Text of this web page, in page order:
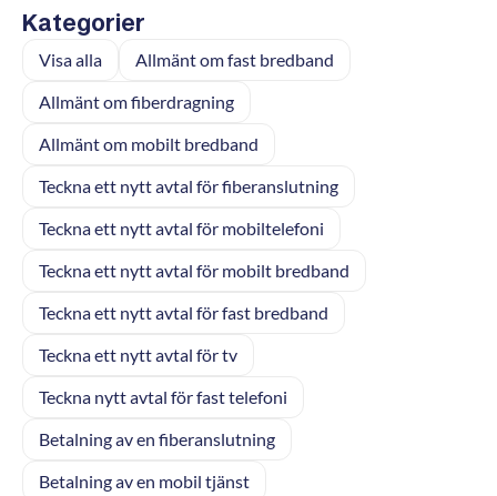
Kategorier
Visa alla
Allmänt om fast bredband
Allmänt om fiberdragning
Allmänt om mobilt bredband
Teckna ett nytt avtal för fiberanslutning
Teckna ett nytt avtal för mobiltelefoni
Teckna ett nytt avtal för mobilt bredband
Teckna ett nytt avtal för fast bredband
Teckna ett nytt avtal för tv
Teckna nytt avtal för fast telefoni
Betalning av en fiberanslutning
Betalning av en mobil tjänst